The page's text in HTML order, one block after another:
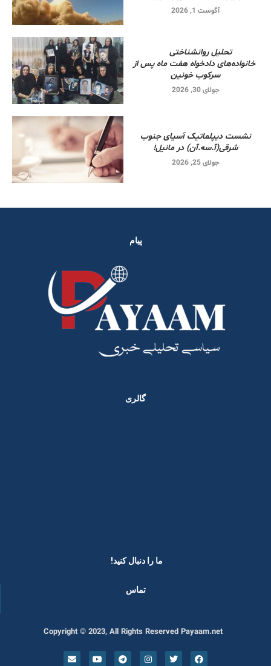
آگوست 1, 2026
تحلیل روانشناختی
خانواده‌های دادخواه هفت ماه پس از
سرکوب خونین
جولای 30, 2026
نشست دیپلماتیک آسیای جنوب
شرقی‌(آ.سه.آن) در مانیل!
جولای 25, 2026
پیام
گالری
ما را دنبال کنید! ​
تماس
Copyright © 2023, All Rights Reserved Payaam.net